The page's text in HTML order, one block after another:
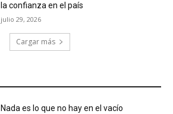
la confianza en el país
julio 29, 2026
Cargar más
Nada es lo que no hay en el vacío